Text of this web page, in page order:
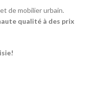
de mobilier urbain.
qualité à des prix